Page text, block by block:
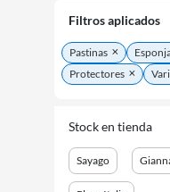
Filtros aplicados
Pastinas
Protectores
Stock en tienda
Sayago